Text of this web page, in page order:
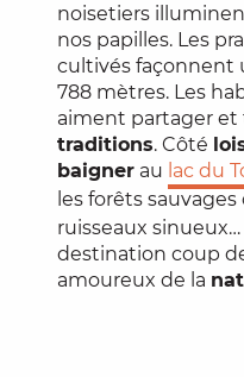
noisetiers
nos papilles. Les
cultivés façonnent
788 mètres. Les
aiment partager
traditions. Côté
baigner au lac du
les forêts sauvages
ruisseaux sinueux…
destination coup
amoureux de la